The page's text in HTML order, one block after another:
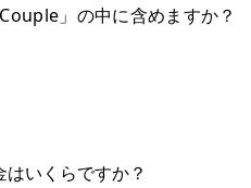
」の中に含めますか？
いくらですか？